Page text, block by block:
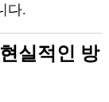
다.
실적인 방